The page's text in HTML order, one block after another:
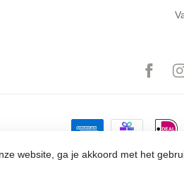
© Copyright 2026
website, ga je akkoord met het